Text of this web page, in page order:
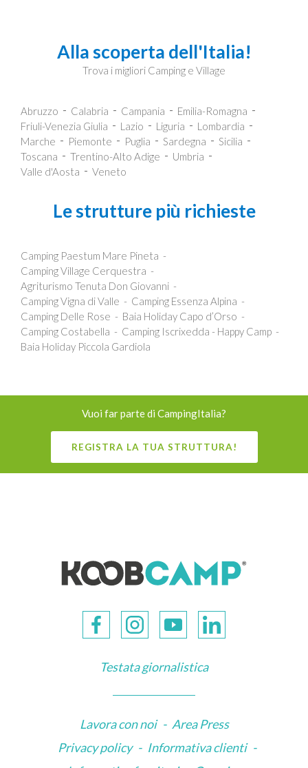
Alla scoperta dell'Italia!
Trova i migliori Camping e Village
Abruzzo Calabria Campania
Emilia-Romagna
Friuli-Venezia Giulia
Lazio Liguria
Lombardia
Marche
Piemonte Puglia Sardegna
Sicilia
Toscana
Trentino-Alto Adige
Umbria
Valle d'Aosta
Veneto
Le strutture più richieste
Camping Paestum Mare Pineta
Camping Village Cerquestra
Agriturismo Tenuta Don Giovanni
Camping Vigna di Valle
Camping Essenza Alpina
Camping Delle Rose
Baia Holiday Capo d’Orso
Camping Costabella
Camping Iscrixedda - Happy Camp
Baia Holiday Piccola Gardiola
Vuoi far parte di CampingItalia?
REGISTRA LA TUA STRUTTURA!
Testata giornalistica
Lavora con noi - Area Press
Privacy policy - Informativa clienti -